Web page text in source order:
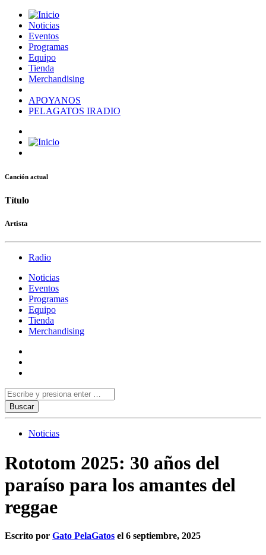
Noticias
Eventos
Programas
Equipo
Tienda
Merchandising
APOYANOS
PELAGATOS IRADIO
Canción actual
Título
Artista
Radio
Noticias
Eventos
Programas
Equipo
Tienda
Merchandising
Noticias
Rototom 2025: 30 años del
paraíso para los amantes del
reggae
Escrito por Gato PelaGatos el 6 septiembre, 2025